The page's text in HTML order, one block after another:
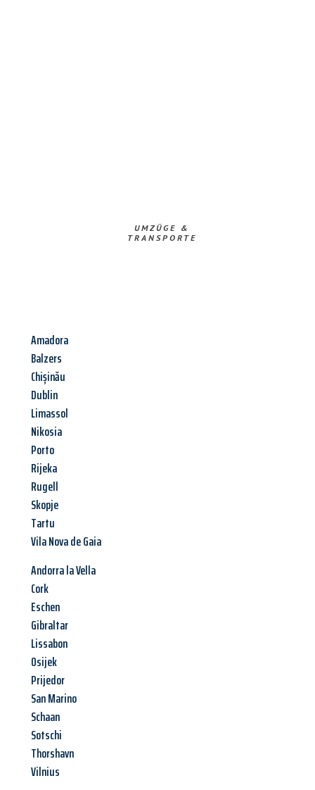
UMZÜGE &
TRANSPORTE
Amadora
Balzers
Chișinău
Dublin
Limassol
Nikosia
Porto
Rijeka
Rugell
Skopje
Tartu
Vila Nova de Gaia
Andorra la Vella
Cork
Eschen
Gibraltar
Lissabon
Osijek
Prijedor
San Marino
Schaan
Sotschi
Thorshavn
Vilnius